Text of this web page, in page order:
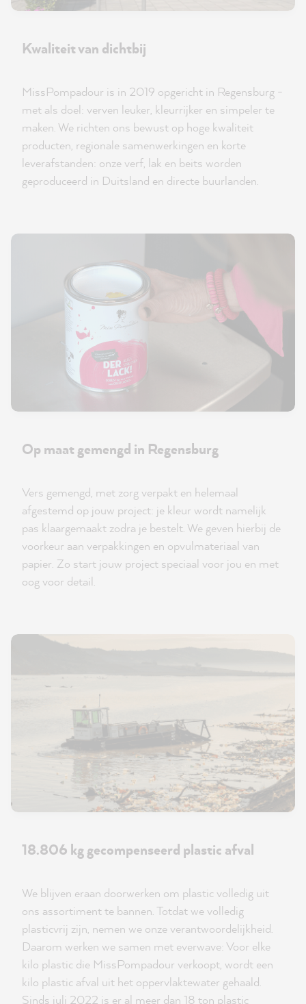
Kwaliteit van dichtbij
MissPompadour is in 2019 opgericht in Regensburg -
met als doel: verven leuker, kleurrijker en simpeler te
maken. We richten ons bewust op hoge kwaliteit
producten, regionale samenwerkingen en korte
leverafstanden: onze verf, lak en beits worden
geproduceerd in Duitsland en directe buurlanden.
Op maat gemengd in Regensburg
Vers gemengd, met zorg verpakt en helemaal
afgestemd op jouw project: je kleur wordt namelijk
pas klaargemaakt zodra je bestelt. We geven hierbij de
voorkeur aan verpakkingen en opvulmateriaal van
papier. Zo start jouw project speciaal voor jou en met
oog voor detail.
18.806 kg gecompenseerd plastic afval
We blijven eraan doorwerken om plastic volledig uit
ons assortiment te bannen. Totdat we volledig
plasticvrij zijn, nemen we onze verantwoordelijkheid.
Daarom werken we samen met everwave: Voor elke
kilo plastic die MissPompadour verkoopt, wordt een
kilo plastic afval uit het oppervlaktewater gehaald.
Sinds juli 2022 is er al meer dan 18 ton plastic